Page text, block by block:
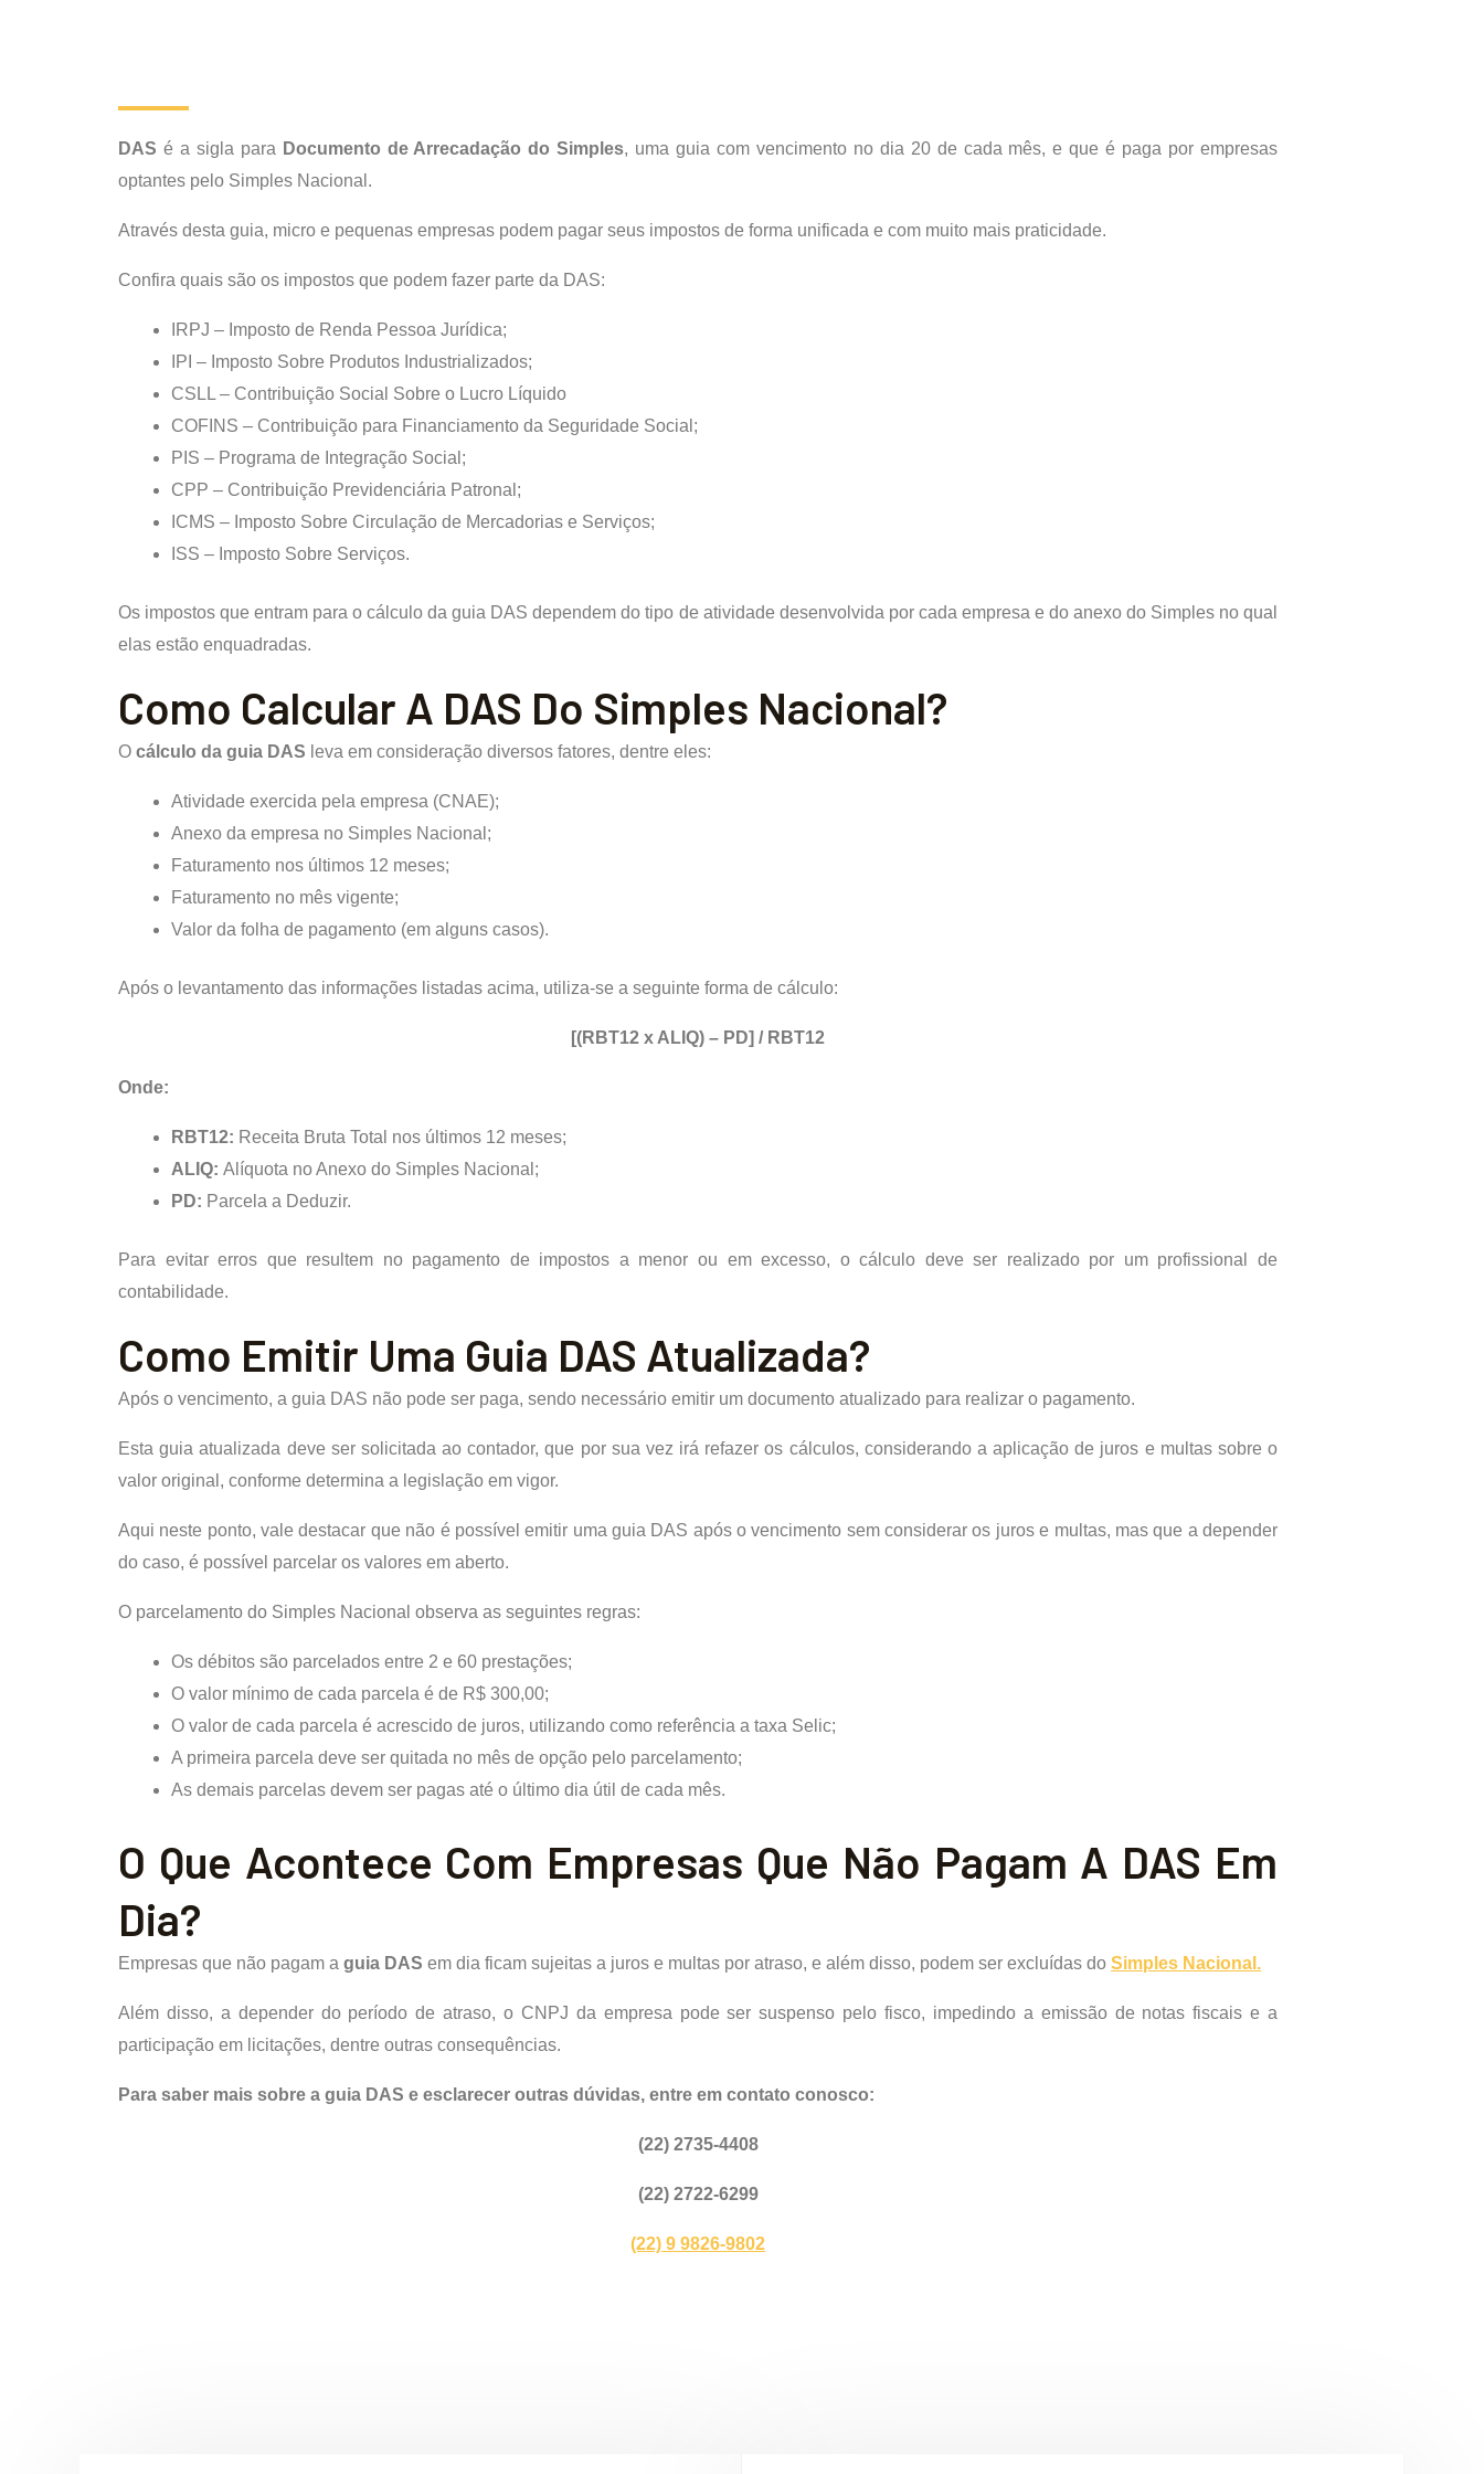
DAS é a sigla para Documento de Arrecadação do Simples, uma guia com vencimento no dia 20 de cada mês, e que é paga por empresas
optantes pelo Simples Nacional.
Através desta guia, micro e pequenas empresas podem pagar seus impostos de forma unificada e com muito mais praticidade.
Confira quais são os impostos que podem fazer parte da DAS:
IRPJ – Imposto de Renda Pessoa Jurídica;
IPI – Imposto Sobre Produtos Industrializados;
CSLL – Contribuição Social Sobre o Lucro Líquido
COFINS – Contribuição para Financiamento da Seguridade Social;
PIS – Programa de Integração Social;
CPP – Contribuição Previdenciária Patronal;
ICMS – Imposto Sobre Circulação de Mercadorias e Serviços;
ISS – Imposto Sobre Serviços.
Os impostos que entram para o cálculo da guia DAS dependem do tipo de atividade desenvolvida por cada empresa e do anexo do Simples no qual
elas estão enquadradas.
Como Calcular A DAS Do Simples Nacional?
O cálculo da guia DAS leva em consideração diversos fatores, dentre eles:
Atividade exercida pela empresa (CNAE);
Anexo da empresa no Simples Nacional;
Faturamento nos últimos 12 meses;
Faturamento no mês vigente;
Valor da folha de pagamento (em alguns casos).
Após o levantamento das informações listadas acima, utiliza-se a seguinte forma de cálculo:
[(RBT12 x ALIQ) – PD] / RBT12
Onde:
RBT12: Receita Bruta Total nos últimos 12 meses;
ALIQ: Alíquota no Anexo do Simples Nacional;
PD: Parcela a Deduzir.
Para evitar erros que resultem no pagamento de impostos a menor ou em excesso, o cálculo deve ser realizado por um profissional de
contabilidade.
Como Emitir Uma Guia DAS Atualizada?
Após o vencimento, a guia DAS não pode ser paga, sendo necessário emitir um documento atualizado para realizar o pagamento.
Esta guia atualizada deve ser solicitada ao contador, que por sua vez irá refazer os cálculos, considerando a aplicação de juros e multas sobre o
valor original, conforme determina a legislação em vigor.
Aqui neste ponto, vale destacar que não é possível emitir uma guia DAS após o vencimento sem considerar os juros e multas, mas que a depender
do caso, é possível parcelar os valores em aberto.
O parcelamento do Simples Nacional observa as seguintes regras:
Os débitos são parcelados entre 2 e 60 prestações;
O valor mínimo de cada parcela é de R$ 300,00;
O valor de cada parcela é acrescido de juros, utilizando como referência a taxa Selic;
A primeira parcela deve ser quitada no mês de opção pelo parcelamento;
As demais parcelas devem ser pagas até o último dia útil de cada mês.
O Que Acontece Com Empresas Que Não Pagam A DAS Em
Dia?
Empresas que não pagam a guia DAS em dia ficam sujeitas a juros e multas por atraso, e além disso, podem ser excluídas do Simples Nacional.
Além disso, a depender do período de atraso, o CNPJ da empresa pode ser suspenso pelo fisco, impedindo a emissão de notas fiscais e a
participação em licitações, dentre outras consequências.
Para saber mais sobre a guia DAS e esclarecer outras dúvidas, entre em contato conosco:
(22) 2735-4408
(22) 2722-6299
(22) 9 9826-9802